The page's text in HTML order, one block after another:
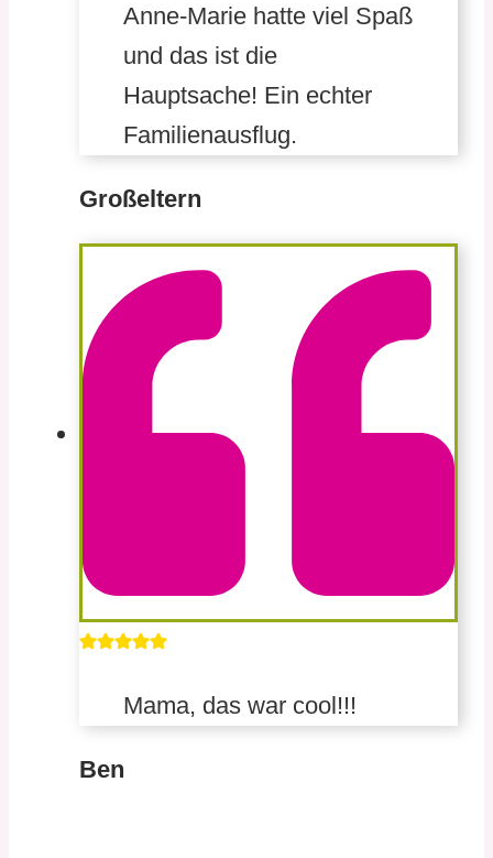
Anne-Marie hatte viel Spaß
und das ist die
Hauptsache! Ein echter
Familienausflug.
Großeltern
Mama, das war cool!!!
Ben